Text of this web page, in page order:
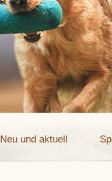
Neu und aktuell